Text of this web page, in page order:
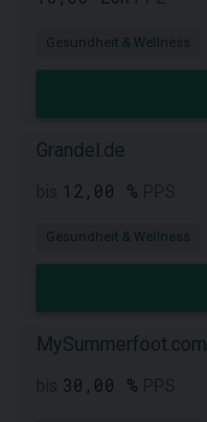
Gesundheit & Wellness
Grandel.de
12,00 %
Gesundheit & Wellness
MySummerfoot.com
30,00 %